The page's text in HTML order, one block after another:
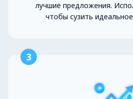
лучшие предложения.
чтобы сузить
3